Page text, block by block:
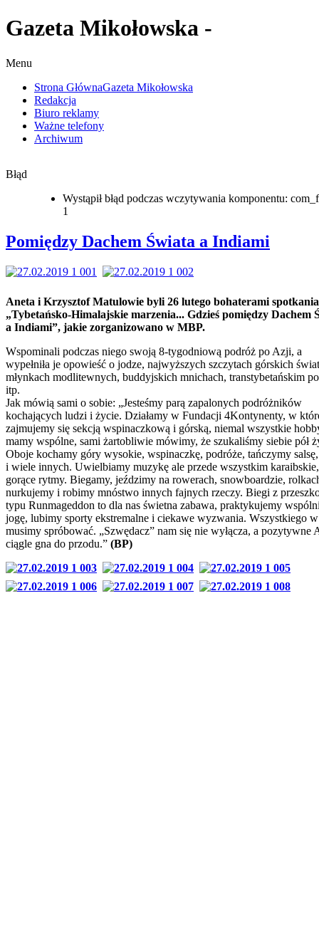
Gazeta Mikołowska -
Menu
Strona GłównaGazeta Mikołowska
Redakcja
Biuro reklamy
Ważne telefony
Archiwum
Błąd
Wystąpił błąd podczas wczytywania komponentu:
1
Pomiędzy Dachem Świata a Indiami
Aneta i Krzysztof Matulowie byli 26 lutego bohaterami spotkania
„Tybetańsko-Himalajskie marzenia... Gdzieś pomiędzy Dachem
a Indiami”, jakie zorganizowano w MBP.
Wspominali podczas niego swoją 8-tygodniową podróż po Azji, a
wypełniła je opowieść o jodze, najwyższych szczytach górskich
młynkach modlitewnych, buddyjskich mnichach, transtybetańskim
itp.
Jak mówią sami o sobie: „Jesteśmy parą zapalonych podróżników
kochających ludzi i życie. Działamy w Fundacji 4Kontynenty, w
zajmujemy się sekcją wspinaczkową i górską, niemal wszystkie
mamy wspólne, sami żartobliwie mówimy, że szukaliśmy siebie pół
Oboje kochamy góry wysokie, wspinaczkę, podróże, tańczymy
i wiele innych. Uwielbiamy muzykę ale przede wszystkim karaibskie,
gorące rytmy. Biegamy, jeździmy na rowerach, snowboardzie,
nurkujemy i robimy mnóstwo innych fajnych rzeczy. Biegi z
typu Runmageddon to dla nas świetna zabawa, praktykujemy
jogę, lubimy sporty ekstremalne i ciekawe wyzwania. Wszystkiego
musimy spróbować. „Szwędacz” nam się nie wyłącza, a pozytywne
ciągle gna do przodu.” (BP)